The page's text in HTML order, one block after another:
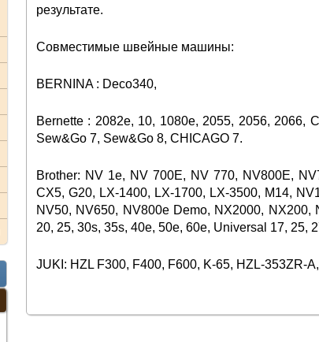
результате.
Совместимые швейные машины:
BERNINA : Deco340,
Bernette : 2082e, 10, 1080e, 2055, 2056, 2066,
Sew&Go 7, Sew&Go 8, CHICAGO 7.
Brother: NV 1e, NV 700E, NV 770, NV800E,
CX5, G20, LX-1400, LX-1700, LX-3500, M14,
NV50, NV650, NV800e Demo, NX2000,
20, 25, 30s, 35s, 40e, 50e, 60e, Universal 17, 25,
JUKI: HZL F300, F400, F600, K-65, HZL-353ZR-